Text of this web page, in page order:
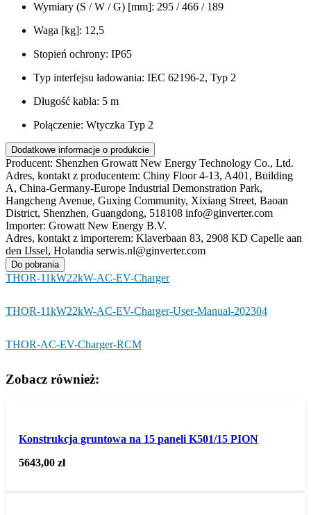
Wymiary (S / W / G) [mm]: 295 / 466 / 189
Waga [kg]: 12,5
Stopień ochrony: IP65
Typ interfejsu ładowania: IEC 62196-2, Typ 2
Długość kabla: 5 m
Połączenie: Wtyczka Typ 2
Dodatkowe informacje o produkcie
Producent: Shenzhen Growatt New Energy Technology Co., Ltd.
Adres, kontakt z producentem: Chiny Floor 4-13, A401, Building
A, China-Germany-Europe Industrial Demonstration Park,
Hangcheng Avenue, Guxing Community, Xixiang Street, Baoan
District, Shenzhen, Guangdong, 518108 info@ginverter.com
Importer: Growatt New Energy B.V.
Adres, kontakt z importerem: Klaverbaan 83, 2908 KD Capelle aan
den IJssel, Holandia serwis.nl@ginverter.com
Do pobrania
THOR-11kW22kW-AC-EV-Charger
THOR-11kW22kW-AC-EV-Charger-User-Manual-202304
THOR-AC-EV-Charger-RCM
Zobacz również:
Konstrukcja gruntowa na 15 paneli K501/15 PION
5643,00zł